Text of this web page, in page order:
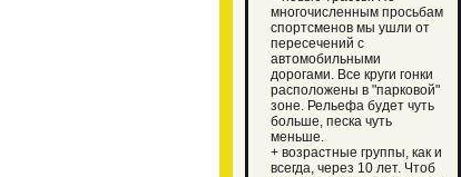
многочисленным просьбам
спортсменов мы ушли от
пересечений с
автомобильными
дорогами. Все круги гонки
расположены в "парковой"
зоне. Рельефа будет чуть
больше, песка чуть
меньше.
+ возрастные группы, как и
всегда, через 10 лет. Чтоб